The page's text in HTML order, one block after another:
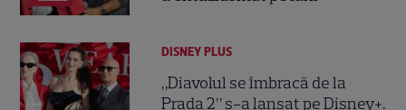
DISNEY PLUS
„Diavolul se îmbracă de la
Prada 2” s-a lansat pe Disney+.